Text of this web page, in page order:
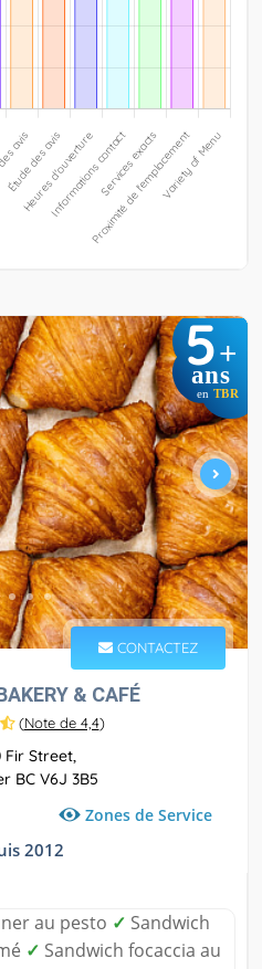
5+
ans
en TBR
CONTACTEZ
& CAFÉ
(Note de 4,4)
Fir Street,
BC V6J 3B5
Zones de Service
2012
au pesto ✓ Sandwich
✓ Sandwich focaccia au